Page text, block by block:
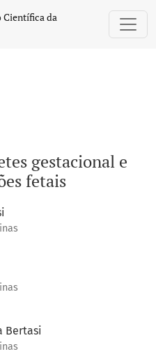
e possíveis
Científica da
gestacional e
fetais
Bertasi